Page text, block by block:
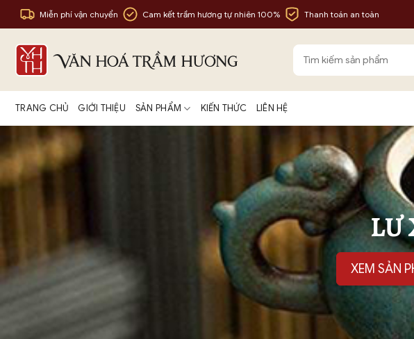
qua
dung
Miễn phí vận chuyển Cam kết trầm hương tự nhiên 100% Thanh toán an toàn
kiếm:
TRANG CHỦ GIỚI THIỆU SẢN PHẨM KIẾN THỨC LIÊN HỆ
LƯ
XEM SẢN